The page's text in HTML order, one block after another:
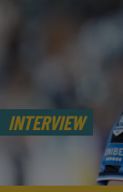
INTERVIEW